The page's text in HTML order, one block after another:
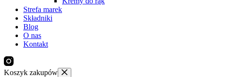
Strefa marek
Składniki
Blog
O nas
Kontakt
Koszyk zakupów